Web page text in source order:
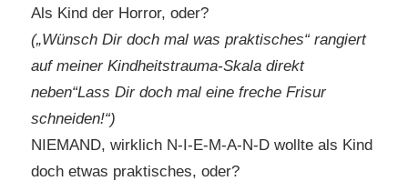
Als Kind der Horror, oder?
(„Wünsch Dir doch mal was praktisches“ rangiert
auf meiner Kindheitstrauma-Skala direkt
neben“Lass Dir doch mal eine freche Frisur
schneiden!“)
NIEMAND, wirklich N-I-E-M-A-N-D wollte als Kind
doch etwas praktisches, oder?